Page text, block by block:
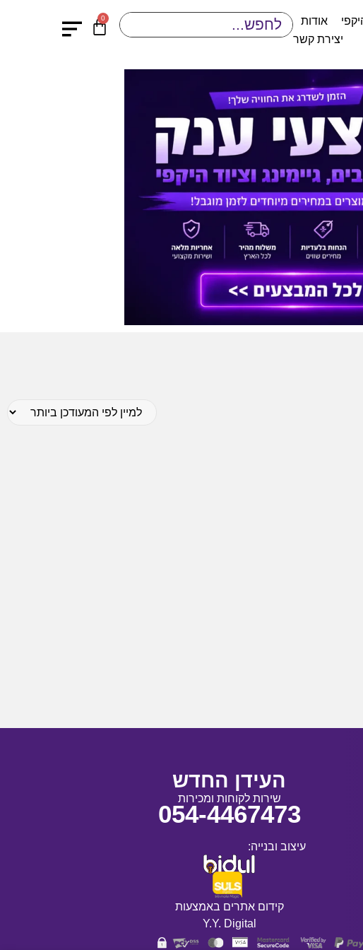
אודות
יצירת קשר
0
העידן החדש
שירות לקוחות ומכירות
054-4467473
עיצוב ובנייה:
קידום אתרים באמצעות
Y.Y. Digital